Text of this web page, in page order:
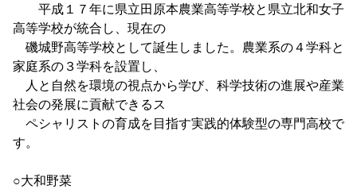
平成１７年に県立田原本農業高等学校と県立北和女子
高等学校が統合し、現在の
磯城野高等学校として誕生しました。農業系の４学科と
家庭系の３学科を設置し、
人と自然を環境の視点から学び、科学技術の進展や産業
社会の発展に貢献できるス
ペシャリストの育成を目指す実践的体験型の専門高校で
す。
○大和野菜